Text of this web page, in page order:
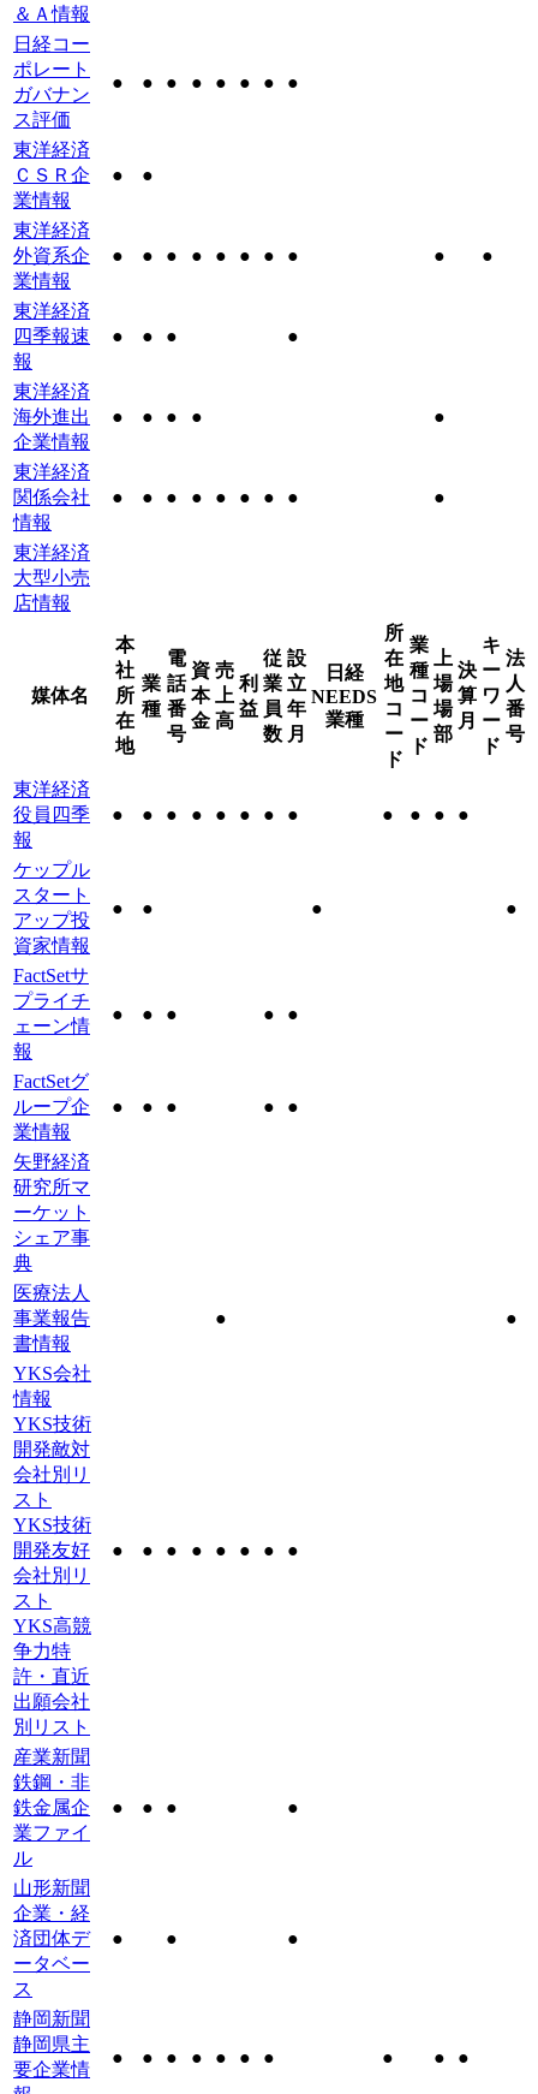
＆Ａ情報
日経コー
ポレート
ガバナン
ス評価
● ● ● ● ● ● ● ●
東洋経済
ＣＳＲ企
業情報
● ●
東洋経済
外資系企
業情報
● ● ● ● ● ● ● ● ● ●
東洋経済
四季報速
報
● ● ● ●
東洋経済
海外進出
企業情報
● ● ● ● ●
東洋経済
関係会社
情報
● ● ● ● ● ● ● ● ●
東洋経済
大型小売
店情報
媒体名
本
社
所
在
地
業
種
電
話
番
号
資
本
金
売
上
高
利
益
従
業
員
数
設
立
年
月
日経
NEEDS
業種
所
在
地
コ
ー
ド
業
種
コ
ー
ド
上
場
場
部
決
算
月
キ
ー
ワ
ー
ド
法
人
番
号
東洋経済
役員四季
報
● ● ● ● ● ● ● ● ● ● ● ●
ケップル
スタート
アップ投
資家情報
● ● ● ●
FactSetサ
プライチ
ェーン情
報
● ● ● ● ●
FactSetグ
ループ企
業情報
● ● ● ● ●
矢野経済
研究所マ
ーケット
シェア事
典
医療法人
事業報告
書情報
● ●
YKS会社
情報
YKS技術
開発敵対
会社別リ
スト
YKS技術
開発友好
会社別リ
スト
YKS高競
争力特
許・直近
出願会社
別リスト
● ● ● ● ● ● ● ●
産業新聞
鉄鋼・非
鉄金属企
業ファイ
ル
● ● ● ●
山形新聞
企業・経
済団体デ
ータベー
ス
● ● ●
静岡新聞
静岡県主
要企業情
● ● ● ● ● ● ● ● ● ●